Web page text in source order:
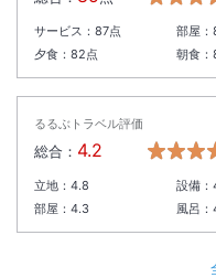
サービス： 87点 部屋：
夕食： 82点 朝食：
るるぶトラベル評価
総合： 4.2
立地： 4.8 設備：
部屋： 4.3 風呂：